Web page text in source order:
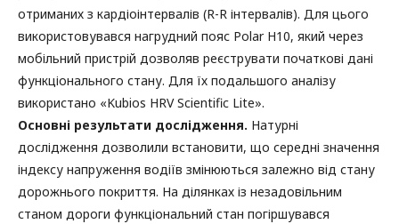
отриманих з кардіоінтервалів (R-R інтервалів). Для цього
використовувався нагрудний пояс Polar H10, який через
мобільний пристрій дозволяв реєструвати початкові дані
функціонального стану. Для їх подальшого аналізу
використано «Kubios HRV Scientific Lite».
Основні результати дослідження. Натурні
дослідження дозволили встановити, що середні значення
індексу напруження водіїв змінюються залежно від стану
дорожнього покриття. На ділянках із незадовільним
станом дороги функціональний стан погіршувався